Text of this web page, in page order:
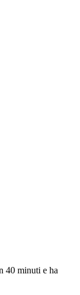
40 minuti e ha